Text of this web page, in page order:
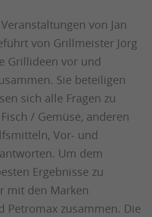
von Jan
von Grillmeister Jörg
Grillideen vor und
Sie beteiligen
sich alle Fragen zu
/ Gemüse, anderen
Vor- und
Um dem
Ergebnisse zu
mit den Marken
Petromax zusammen. Die